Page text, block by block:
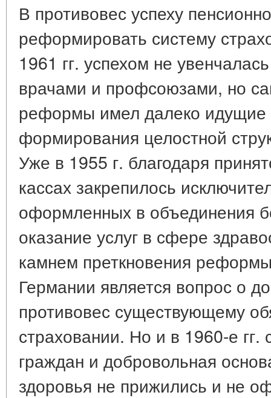
В противовес успеху
реформировать систему
1961 гг. успехом не
врачами и профсоюзами, но
реформы имел далеко идущие
формирования целостной
Уже в 1955 г. благодаря
кассах закрепилось
оформленных в объединения
оказание услуг в сфере
камнем преткновения
Германии является вопрос о
противовес существующему
страховании. Но и в 1960-е гг.
граждан и добровольная
здоровья не прижились и не